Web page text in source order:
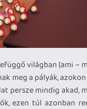
világban (ami –
meg a pályák,
persze mindig akad,
ezen túl azonban